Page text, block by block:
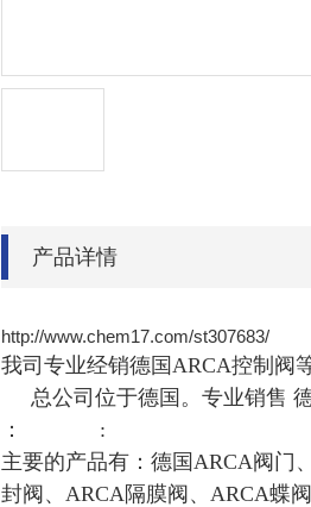
产品详情
http://www.chem17.com/st307683/
我司专业经销德国ARCA控制阀
总公司位于德国。专业销售 德
： :
主要的产品有：德国ARCA阀门
封阀、ARCA隔膜阀、ARCA蝶